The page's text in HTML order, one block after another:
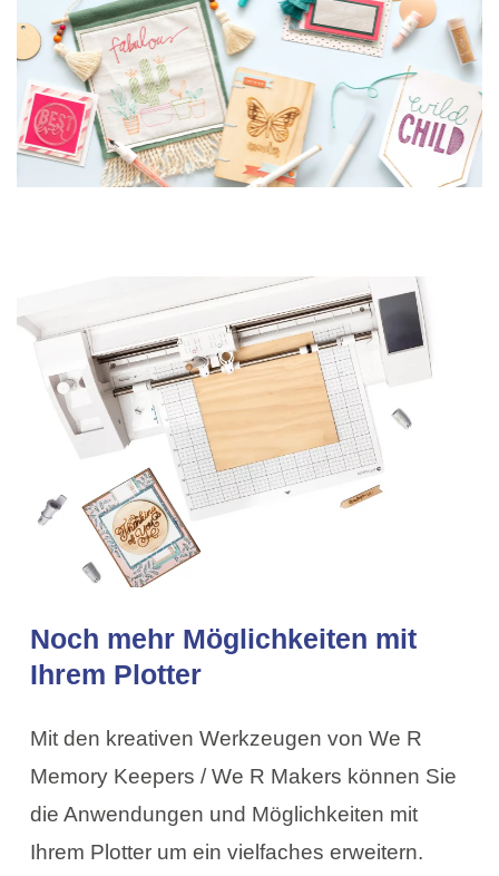
Noch mehr Möglichkeiten mit
Ihrem Plotter
Mit den kreativen Werkzeugen von We R
Memory Keepers / We R Makers können Sie
die Anwendungen und Möglichkeiten mit
Ihrem Plotter um ein vielfaches erweitern.